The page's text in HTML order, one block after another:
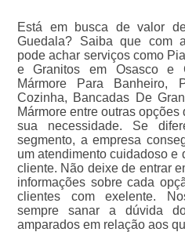
Está em busca de valor
Guedala? Saiba que com
pode achar serviços como
e Granitos em Osasco e
Mármore Para Banheiro,
Cozinha, Bancadas De
Mármore entre outras
sua necessidade. Se
segmento, a empresa
um atendimento cuidadoso e
cliente. Não deixe de entrar
informações sobre cada
clientes com exelente.
sempre sanar a dúvida
amparados em relação aos